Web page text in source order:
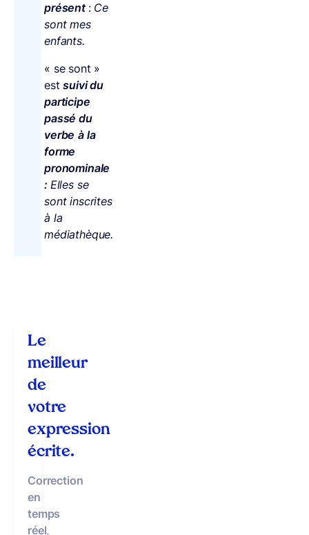
présent : Ce
sont mes
enfants.
« se sont »
estsuivi du
participe
passé du
verbe à la
forme
pronominale
: Elles se
sont inscrites
à la
médiathèque.
Le
meilleur
de
votre
expression
écrite.
Correction
en
temps
réel,